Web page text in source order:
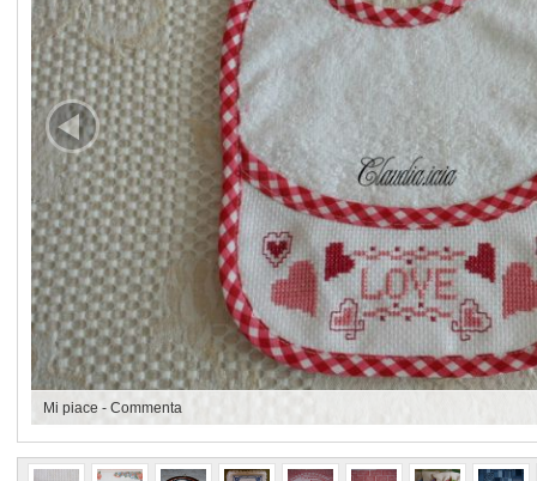
Mi piace - Commenta